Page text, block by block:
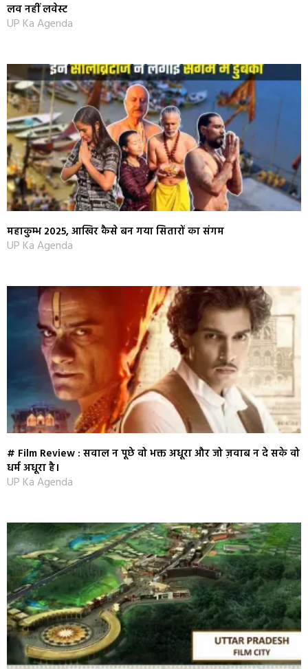
लव नहीं लवेस्ट
UP Ka Agenda
महाकुम्भ 2025, आखिर कैसे बन गया सितारों का संगम
UP Ka Agenda
# Film Review : सवाल न पूछे वो भक्त अधूरा और जो ज़वाब न दे सके वो
धर्म अधूरा है।
UP Ka Agenda